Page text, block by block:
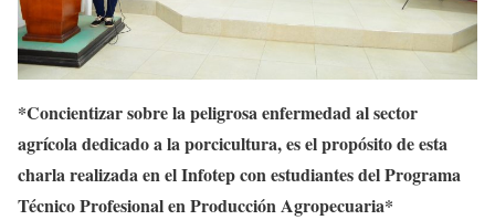
*Concientizar sobre la peligrosa enfermedad al sector
agrícola dedicado a la porcicultura, es el propósito de esta
charla realizada en el Infotep con estudiantes del Programa
Técnico Profesional en Producción Agropecuaria*